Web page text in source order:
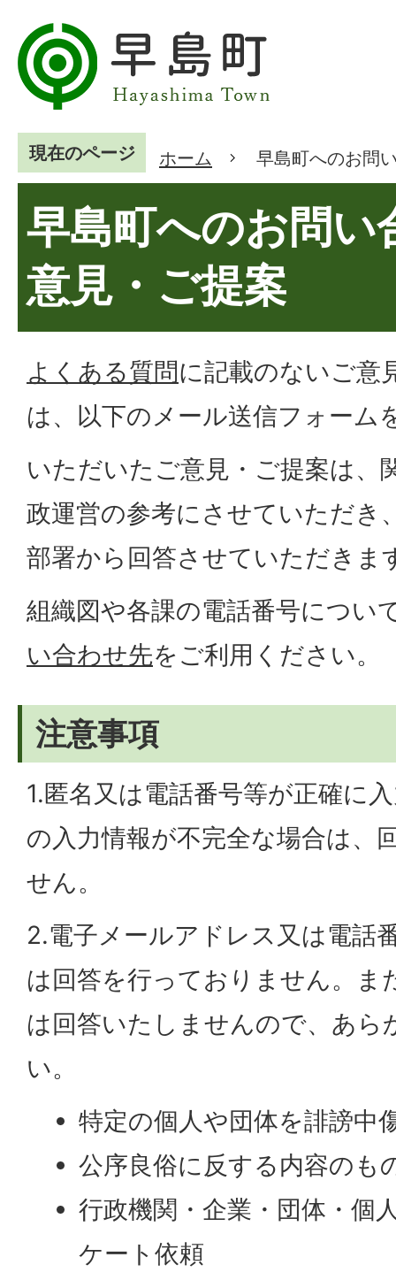
現在のページ ホーム 早島町へのお問
早島町へのお問い
意見・ご提案
よくある質問に記載のないご意
は、以下のメール送信フォーム
いただいたご意見・ご提案は、
政運営の参考にさせていただき
部署から回答させていただきま
組織図や各課の電話番号につい
い合わせ先をご利用ください。
注意事項
1.匿名又は電話番号等が正確に
の入力情報が不完全な場合は、
せん。
2.電子メールアドレス又は電話
は回答を行っておりません。ま
は回答いたしませんので、あら
い。
特定の個人や団体を誹謗中
公序良俗に反する内容のも
行政機関・企業・団体・個
ケート依頼